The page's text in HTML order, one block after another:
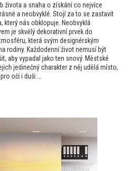
života a snaha o získání co nejvíce
a neobvyklé. Stojí za to se zastavit
který nás obklopuje. Neobvyklá
je skvělý dekorativní prvek do
která svým designérským
rodiny. Každodenní život nemusí být
aby vypadal jako ten snový. Městské
jedinečný charakter z něj udělá místo,
oči i duši …